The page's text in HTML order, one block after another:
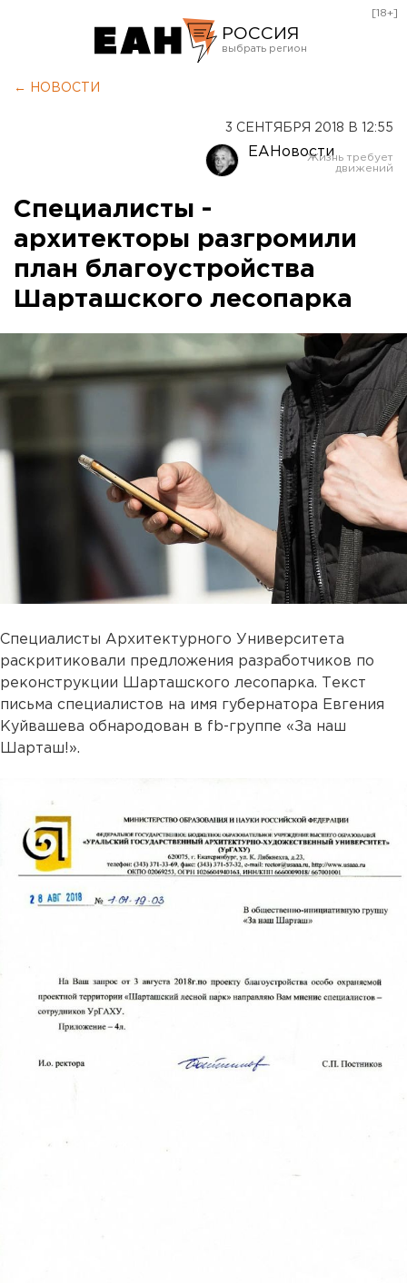
РОССИЯ
Оренбург
[18+]
← НОВОСТИ
3 СЕНТЯБРЯ 2018 В 12:55
ЕАНовости
Специалисты -
архитекторы разгромили
план благоустройства
Шарташского лесопарка
Специалисты Архитектурного Университета
раскритиковали предложения разработчиков по
реконструкции Шарташского лесопарка. Текст
письма специалистов на имя губернатора Евгения
Куйвашева обнародован в fb-группе «За наш
Шарташ!».